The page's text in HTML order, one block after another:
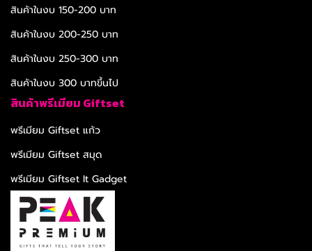
สินค้าในงบ 150-200 บาท
สินค้าในงบ 200-250 บาท
สินค้าในงบ 250-300 บาท
สินค้าในงบ 300 บาทขึ้นไป
สินค้าพรีเมียม Giftset
พรีเมียม Giftset แก้ว
พรีเมียม Giftset สมุด
พรีเมียม Giftset It Gadget